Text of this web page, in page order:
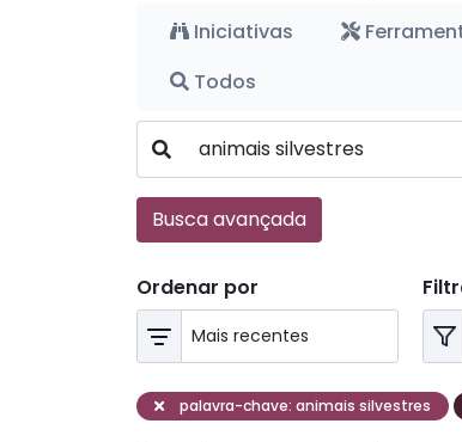
Iniciativas
Todos
Busca avançada
Ordenar por
palavra-chave: animais silvestres